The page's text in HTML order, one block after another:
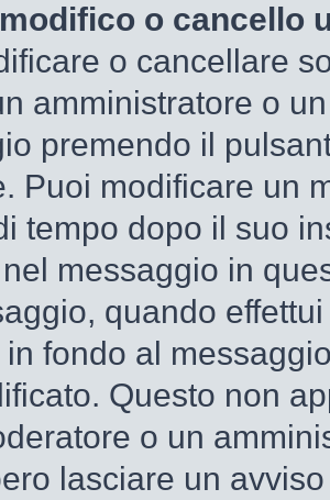
o cancello
o cancellare
amministratore o
premendo il
Puoi modificare un
tempo dopo il suo
nel messaggio in
quando
fondo al
Questo non
o un
lasciare un